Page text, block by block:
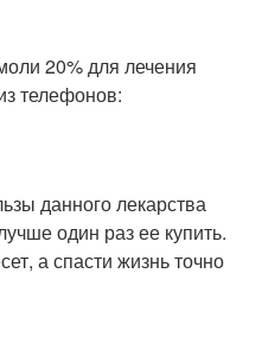
20% для лечения
телефонов:
данного лекарства
один раз ее купить.
а спасти жизнь точно